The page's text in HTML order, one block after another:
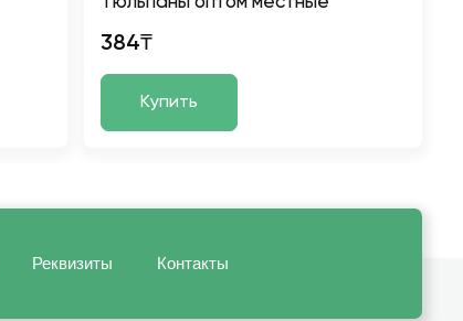
384₸
Купить
Реквизиты Контакты